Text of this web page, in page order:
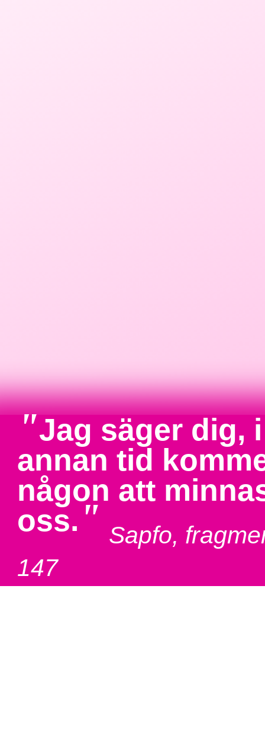
"Jag säger dig,
annan tid
någon att
oss. " Sapfo,
147